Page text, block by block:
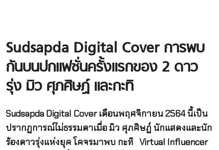
Sudsapda Digital Coverการพบ
กันบนปกแฟชั่นครั้งแรกของ2 ดาว
รุ่ง มิว ศุภศิษฏ์ และกะทิ
Sudsapda Digital Coverเดือนพฤศจิกายน2564นี้เป็น
ปรากฏการณ์ไม่ธรรมดาเมื่อมิว ศุภศิษฏ์ นักแสดงและนัก
ร้องดาวรุ่งแห่งยุค โคจรมาพบ กะทิVirtual Influencer